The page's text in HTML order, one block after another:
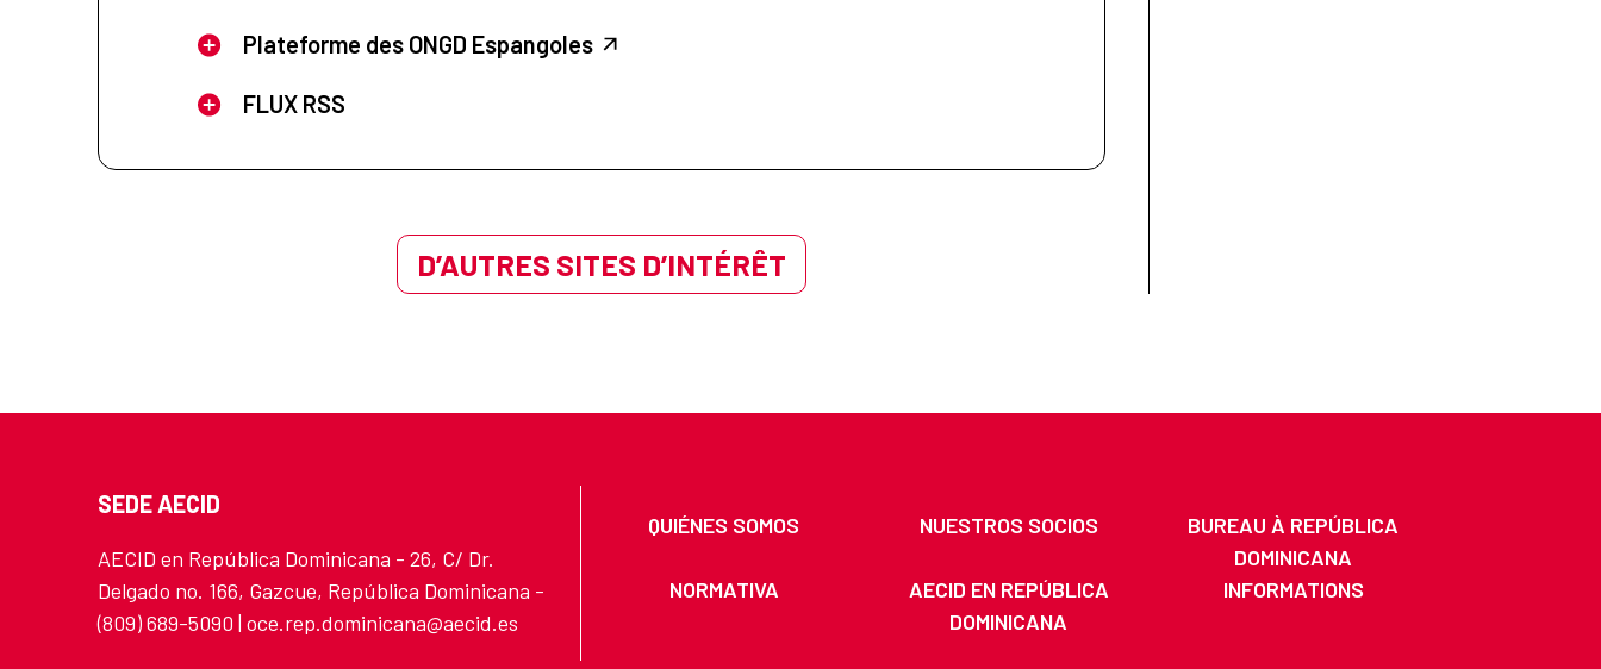
Plateforme des ONGD Espangoles
FLUX RSS
D’AUTRES SITES D’INTÉRÊT
SEDE AECID
AECID en República Dominicana - 26, C/ Dr.
Delgado no. 166, Gazcue, República Dominicana -
(809) 689-5090 | oce.rep.dominicana@aecid.es
QUIÉNES SOMOS NUESTROS SOCIOS
BUREAU À REPÚBLICA
DOMINICANA
NORMATIVA
AECID EN REPÚBLICA
DOMINICANA
INFORMATIONS